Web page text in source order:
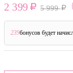
2 399 5 999
239бонусов будет